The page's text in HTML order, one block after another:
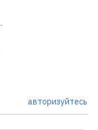
авторизуйтесь